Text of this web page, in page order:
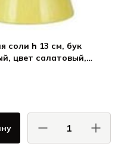
см, бук
цвет салатовый,